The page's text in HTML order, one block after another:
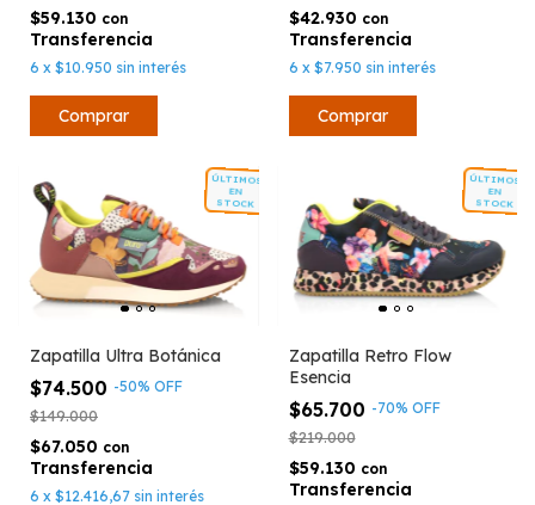
$59.130 con
6 x $10.950 sin interés
Comprar
$42.930 con
6 x $7.950 sin interés
Comprar
ÚLTIMOS
EN
STOCK
Zapatilla Ultra Botánica
$74.500 -50% OFF
$149.000
$67.050 con
6 x $12.416,67 sin interés
ÚLTIMOS
EN
STOCK
Zapatilla Retro Flow
Esencia
$65.700 -70% OFF
$219.000
$59.130 con